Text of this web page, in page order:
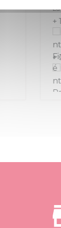
La bouteille de